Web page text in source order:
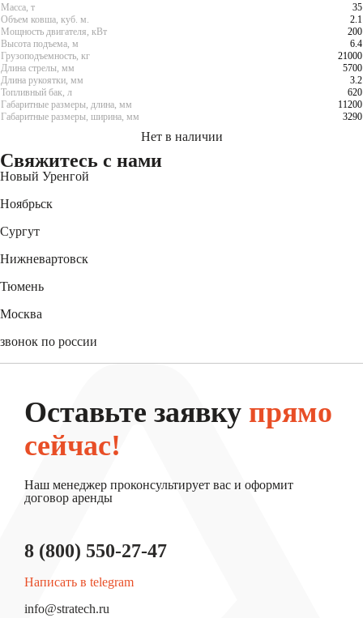
Масса, т
35
Объем ковша, куб. м.
2.1
Мощность двигателя, кВт
200
Высота подъема, м
6.4
Грузоподъемность, кг
21000
Длина стрелы, мм
5700
Длина рукоятки, мм
3.2
Топливный бак, л
620
Габаритные размеры, длина, мм
11200
Габаритные размеры, ширина, мм
3290
Нет в наличии
Свяжитесь с нами
Новый Уренгой
Ноябрьск
Сургут
Нижневартовск
Тюмень
Москва
звонок по россии
Оставьте заявку прямо
сейчас!
Наш менеджер проконсультирует вас и оформит
договор аренды
8 (800) 550-27-47
Написать в telegram
info@stratech.ru